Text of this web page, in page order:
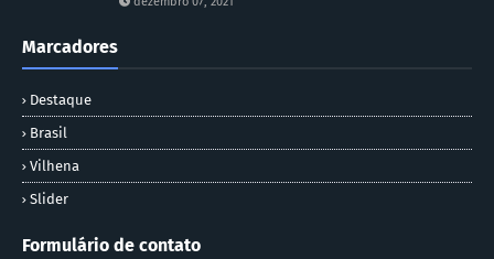
Marcadores
Destaque
Brasil
Vilhena
Slider
Formulário de contato